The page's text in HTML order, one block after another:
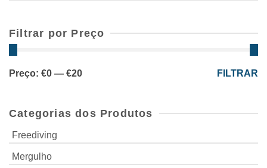
Filtrar por Preço
Preço
Preço
FILTRAR
Preço: €0 — €20
Categorias dos Produtos
Freediving
Mergulho